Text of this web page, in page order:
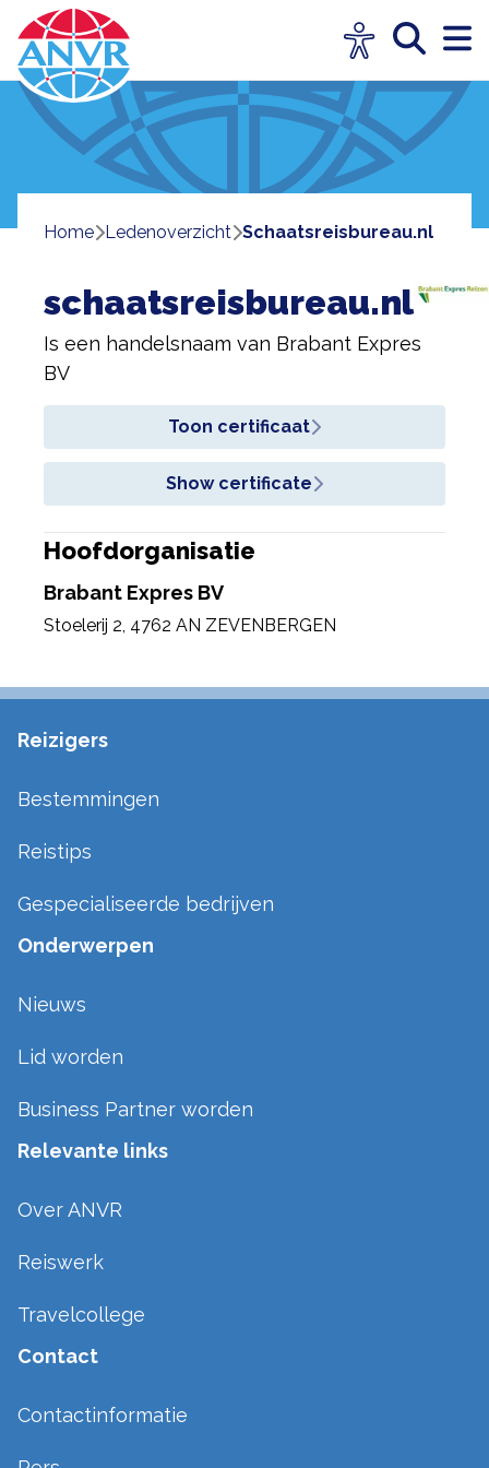
Home ledenoverzicht schaatsreisbureau.nl
schaatsreisbureau.nl
Is een handelsnaam van Brabant Expres
BV
Toon certificaat
Show certificate
Hoofdorganisatie
Brabant Expres BV
Stoelerij 2, 4762 AN ZEVENBERGEN
Reizigers
Bestemmingen
Reistips
Gespecialiseerde bedrijven
Onderwerpen
Nieuws
Lid worden
Business Partner worden
Relevante links
Over ANVR
Reiswerk
Travelcollege
Contact
Contactinformatie